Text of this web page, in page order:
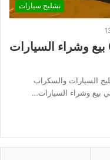
تشليح سيارات
تشليح سيارات 0551990615 بيع وشراء السيارات
السيارات والسكراب
بيع وشراء السيارات…